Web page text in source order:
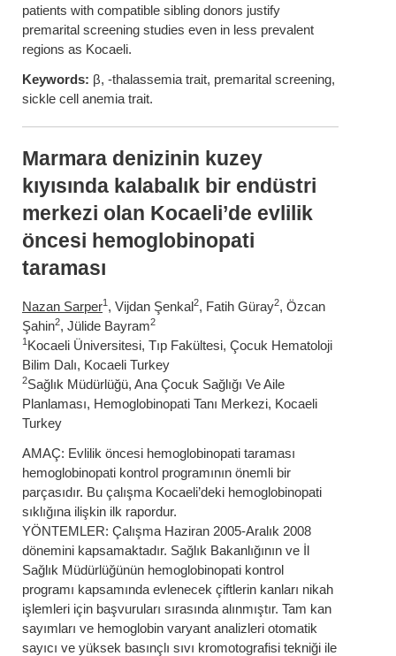
patients with compatible sibling donors justify
premarital screening studies even in less prevalent
regions as Kocaeli.
Keywords: β, -thalassemia trait, premarital screening,
sickle cell anemia trait.
Marmara denizinin kuzey
kıyısında kalabalık bir endüstri
merkezi olan Kocaeli’de evlilik
öncesi hemoglobinopati
taraması
Nazan Sarper1 , Vijdan Şenkal2, Fatih Güray2, Özcan
Şahin2, Jülide Bayram2
1 Kocaeli Üniversitesi, Tıp Fakültesi, Çocuk Hematoloji
Bilim Dalı, Kocaeli Turkey
2Sağlık Müdürlüğü, Ana Çocuk Sağlığı Ve Aile
Planlaması, Hemoglobinopati Tanı Merkezi, Kocaeli
Turkey
AMAÇ: Evlilik öncesi hemoglobinopati taraması
hemoglobinopati kontrol programının önemli bir
parçasıdır. Bu çalışma Kocaeli’deki hemoglobinopati
sıklığına ilişkin ilk rapordur.
YÖNTEMLER: Çalışma Haziran 2005-Aralık 2008
dönemini kapsamaktadır. Sağlık Bakanlığının ve İl
Sağlık Müdürlüğünün hemoglobinopati kontrol
programı kapsamında evlenecek çiftlerin kanları nikah
işlemleri için başvuruları sırasında alınmıştır. Tam kan
sayımları ve hemoglobin varyant analizleri otomatik
sayıcı ve yüksek basınçlı sıvı kromotografisi tekniği ile